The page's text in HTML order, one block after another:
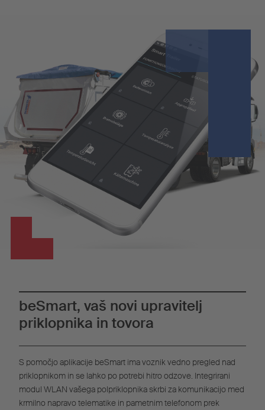
beSmart, vaš novi upravitelj
priklopnika in tovora
S pomočjo aplikacije beSmart ima voznik vedno pregled nad
priklopnikom in se lahko po potrebi hitro odzove. Integrirani
modul WLAN vašega polpriklopnika skrbi za komunikacijo med
krmilno napravo telematike in pametnim telefonom prek